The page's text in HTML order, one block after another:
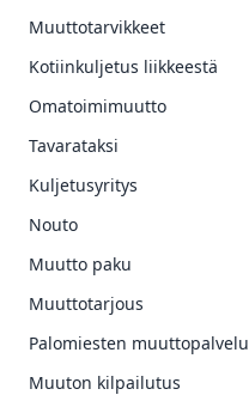
Muuttotarvikkeet
Kotiinkuljetus liikkeestä
Omatoimimuutto
Tavarataksi
Kuljetusyritys
Nouto
Muutto paku
Muuttotarjous
Palomiesten muuttopalvelu
Muuton kilpailutus